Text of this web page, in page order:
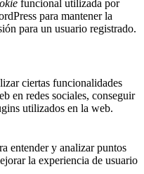
funcional utilizada por
para mantener la
para un usuario registrado.
ciertas funcionalidades
en redes sociales, conseguir
utilizados en la web.
entender y analizar puntos
la experiencia de usuario